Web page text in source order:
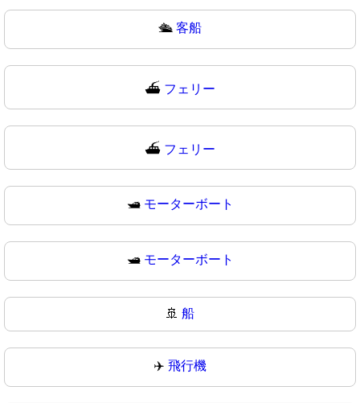
🛳 客船
⛴️ フェリー
⛴ フェリー
🛥️ モーターボート
🛥 モーターボート
🚢 船
✈️ 飛行機